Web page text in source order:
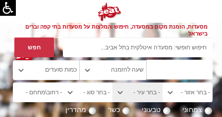
מסעדות, הזמנת מקום במסעדה, חיפוש והמלצות על מסעדות בתי קפה וברים
בישראל
צמחוני טבעוני כשר מהדרין